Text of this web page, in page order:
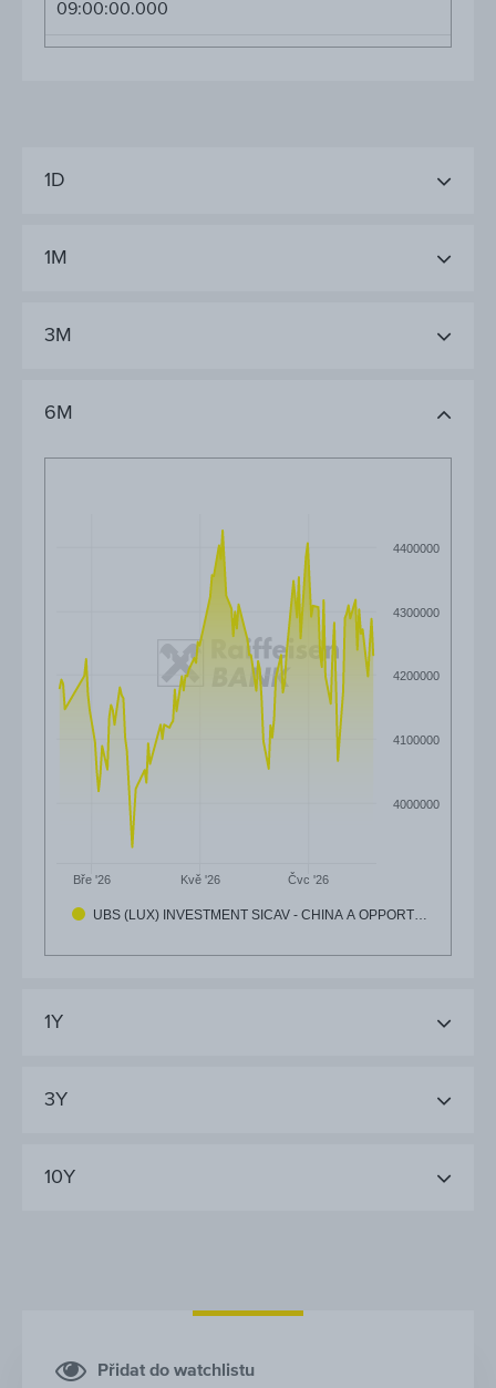
09:00:00.000
1D
1M
3M
6M
UBS (LUX) INVESTMENT SICAV - CHINA A OPPORT…
Bře '26 Kvě '26 Čvc '26
4000000
4100000
4200000
4300000
4400000
1Y
3Y
10Y
Přidat do watchlistu